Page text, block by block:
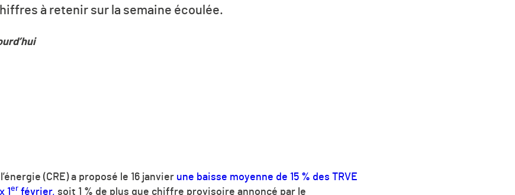
à retenir sur la semaine écoulée.
(CRE) a proposé le 16 janvier une baisse moyenne de 15 % des TRVE
1er février, soit 1 % de plus que chiffre provisoire annoncé par le